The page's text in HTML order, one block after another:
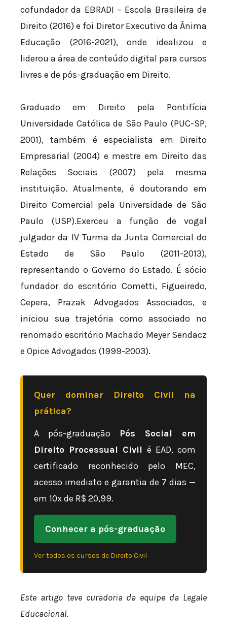
cofundador da EBRADI – Escola Brasileira de
Direito (2016) e foi Diretor Executivo da Ânima
Educação (2016-2021), onde idealizou e
liderou a área de conteúdo digital para cursos
livres e de pós-graduação em Direito.
Graduado em Direito pela Pontifícia
Universidade Católica de São Paulo (PUC-SP,
2001), também é especialista em Direito
Empresarial (2004) e mestre em Direito das
Relações Sociais (2007) pela mesma
instituição. Atualmente, é doutorando em
Direito Comercial pela Universidade de São
Paulo (USP).Exerceu a função de vogal
julgador da IV Turma da Junta Comercial do
Estado de São Paulo (2011-2013),
representando o Governo do Estado. É sócio
fundador do escritório Cometti, Figueiredo,
Cepera, Prazak Advogados Associados, e
iniciou sua trajetória como associado no
renomado escritório Machado Meyer Sendacz
e Opice Advogados (1999-2003).
Quer dominar Direito Civil na
prática?
A pós-graduação Pós Social em
Direito Processual Civil é EAD, com
certificado reconhecido pelo MEC,
acesso imediato e garantia de 7 dias —
em 10x de R$ 20,99.
Conhecer a pós-graduação
Ver todos os cursos de Direito Civil
Este artigo teve curadoria da equipe da Legale
Educacional.